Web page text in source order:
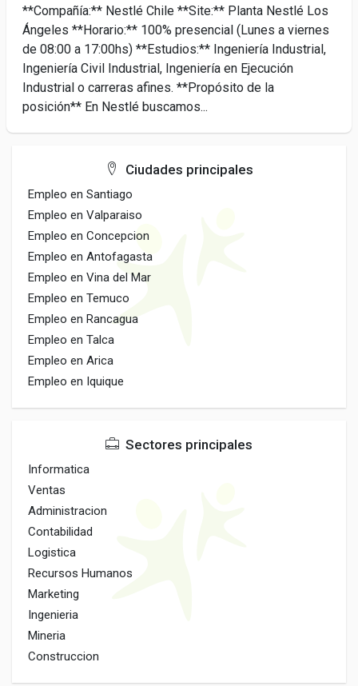
**Compañía:** Nestlé Chile **Site:** Planta Nestlé Los
Ángeles **Horario:** 100% presencial (Lunes a viernes
de 08:00 a 17:00hs) **Estudios:** Ingeniería Industrial,
Ingeniería Civil Industrial, Ingeniería en Ejecución
Industrial o carreras afines. **Propósito de la
posición** En Nestlé buscamos...
Ciudades principales
Empleo en Santiago
Empleo en Valparaiso
Empleo en Concepcion
Empleo en Antofagasta
Empleo en Vina del Mar
Empleo en Temuco
Empleo en Rancagua
Empleo en Talca
Empleo en Arica
Empleo en Iquique
Sectores principales
Informatica
Ventas
Administracion
Contabilidad
Logistica
Recursos Humanos
Marketing
Ingenieria
Mineria
Construccion